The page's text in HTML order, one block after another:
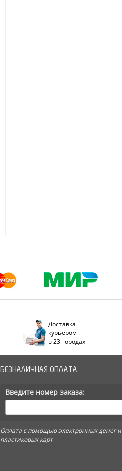
Доставка
курьером
в 23 городах
БЕЗНАЛИЧНАЯ ОПЛАТА
Введите номер заказа:
Оплата с помощью электронных денег и
пластиковых карт